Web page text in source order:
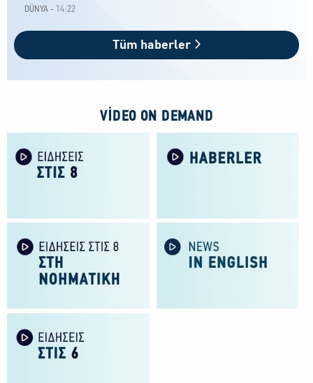
DÜNYA - 14:22
Tüm haberler
VIDEO ON DEMAND